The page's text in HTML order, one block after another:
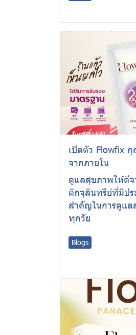
เปิดตัว Flowfix
จากภายใน
ดูแลสุขภาพให้ดีจ
ติกจุลินทรีย์ที่มีป
สำคัญในการดูแ
ทุกวัย
Blogs